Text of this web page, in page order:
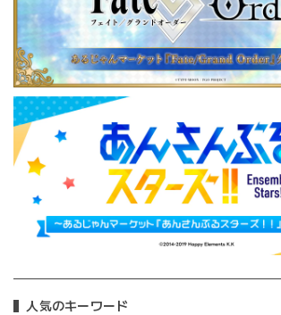
人気のキーワード